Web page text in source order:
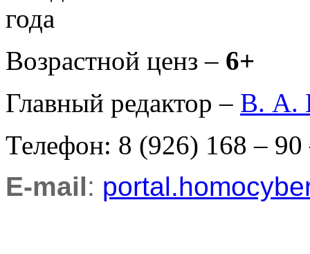
года
Возрастной ценз – 6+
Главный редактор – В. А.
Телефон: 8 (926) 168 – 90
E-mail: